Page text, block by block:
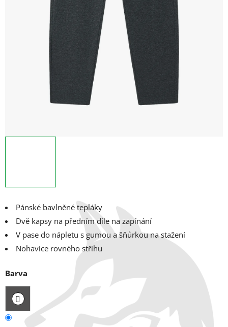
Pánské bavlněné tepláky
Dvě kapsy na předním díle na zapínání
V pase do nápletu s gumou a šňůrkou na stažení
Nohavice rovného střihu
Barva